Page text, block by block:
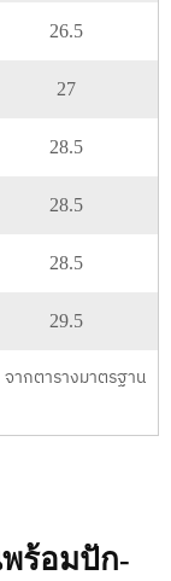
26.5
27
28.5
28.5
28.5
29.5
จากตารางมาตรฐาน
ร้อมปัก-